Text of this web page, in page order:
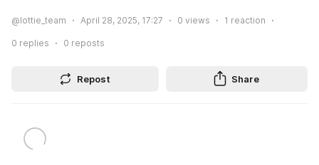
@lottie_team April 28, 2025, 17:27 0 views 1 reaction
0 replies 0 reposts
Repost Share